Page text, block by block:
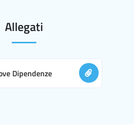
Allegati
Dipendenze